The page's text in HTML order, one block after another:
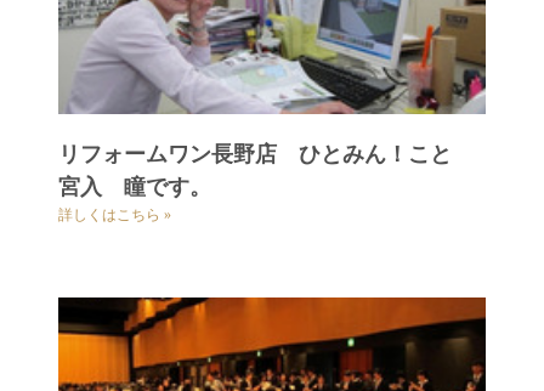
リフォームワン長野店 ひとみん！こと
宮入 瞳です。
詳しくはこちら »